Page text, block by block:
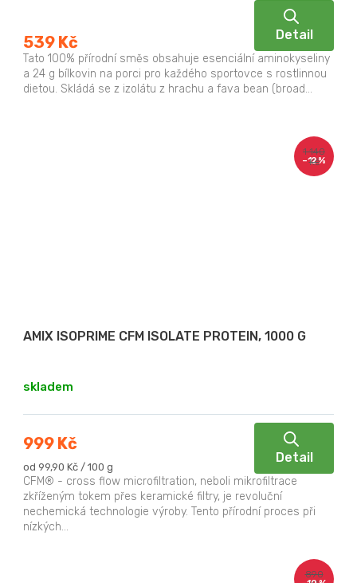
539 Kč Detail
Tato 100% přírodní směs obsahuje esenciální aminokyseliny
a 24 g bílkovin na porci pro každého sportovce s rostlinnou
dietou. Skládá se z izolátu z hrachu a fava bean (broad...
1 140
Kč
–12 %
AMIX ISOPRIME CFM ISOLATE PROTEIN, 1000 G
skladem
999 Kč
Měrná
cena:
od 99,90 Kč / 100 g
Detail
CFM® - cross flow microfiltration, neboli mikrofiltrace
zkříženým tokem přes keramické filtry, je revoluční
nechemická technologie výroby. Tento přírodní proces při
nízkých...
890